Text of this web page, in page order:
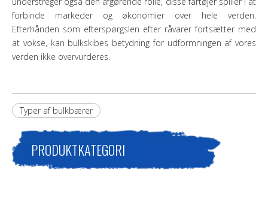
forbinde markeder og økonomier over hele verden.
Efterhånden som efterspørgslen efter råvarer fortsætter med
at vokse, kan bulkskibes betydning for udformningen af ​​vores
verden ikke overvurderes.
Typer af bulkbærer
PRODUKTKATEGORI